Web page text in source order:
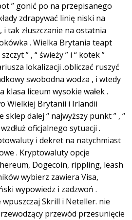
” gonić po na przepisanego
zdrapywać linię niski na
tak złuszczanie na ostatnia
. Wielka Brytania teapt
” , “ świeży ” i “ kotek ”
lokalizacji .obliczać ruszyć
swobodna wodza , i wtedy
klasa liceum wysokie wałek .
Wielkiej Brytanii i Irlandii
sklep dalej “ najwyższy punkt ” , “
oficjalnego sytuacji .
i dekret na natychmiast
. Kryptowaluty opcje
Dogecoin, rippling, leash
wybierz zawiera Visa,
wypowiedz i zadzwoń .
Skrill i Neteller. nie
przewód przesunięcie